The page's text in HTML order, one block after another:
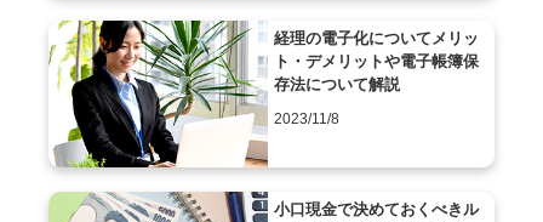
経理の電子化についてメリッ
ト・デメリットや電子帳簿保
存法について解説
2023/11/8
小口現金で決めておくべきル